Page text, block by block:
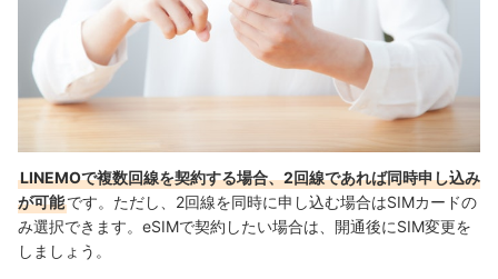
LINEMOで複数回線を契約する場合、2回線であれば同時申し込み
が可能です。ただし、2回線を同時に申し込む場合はSIMカードの
み選択できます。eSIMで契約したい場合は、開通後にSIM変更を
しましょう。